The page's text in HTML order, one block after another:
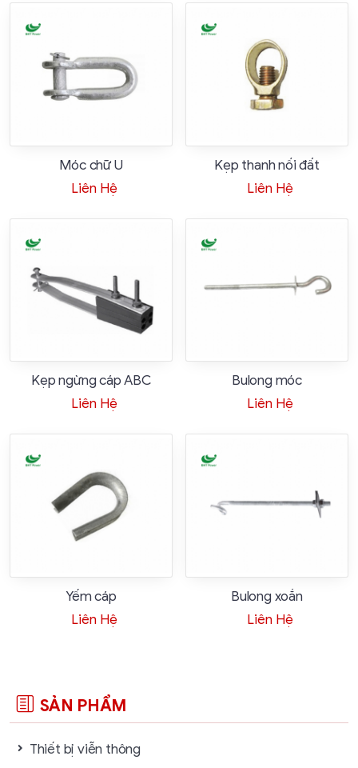
Móc chữ U
Liên Hệ
Kẹp thanh nối đất
Liên Hệ
Kẹp ngừng cáp ABC
Liên Hệ
Bulong móc
Liên Hệ
Yếm cáp
Liên Hệ
Bulong xoắn
Liên Hệ
SẢN PHẨM
Thiết bị viễn thông